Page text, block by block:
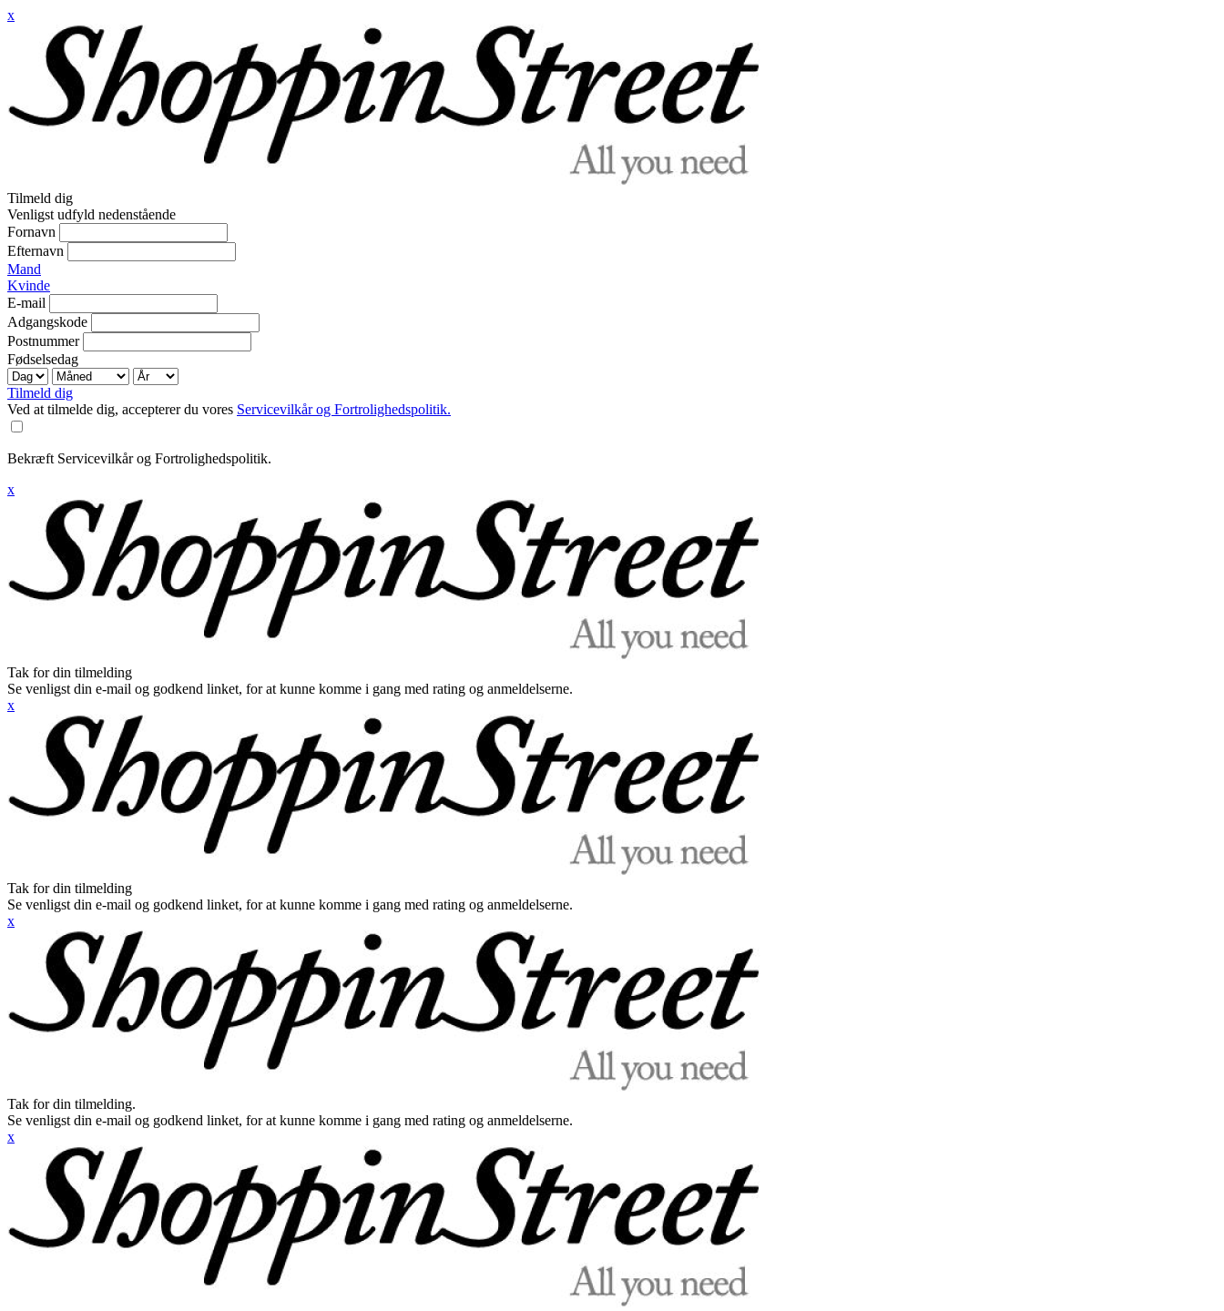
x
Tilmeld dig
Venligst udfyld nedenstående
Fornavn
Efternavn
Mand
Kvinde
E-mail
Adgangskode
Postnummer
Fødselsedag
Tilmeld dig
Ved at tilmelde dig, accepterer du vores Servicevilkår og Fortrolighedspolitik.
Bekræft Servicevilkår og Fortrolighedspolitik.
x
Tak for din tilmelding
Se venligst din e-mail og godkend linket, for at kunne komme i gang med rating og anmeldelserne.
x
Tak for din tilmelding
Se venligst din e-mail og godkend linket, for at kunne komme i gang med rating og anmeldelserne.
x
Tak for din tilmelding.
Se venligst din e-mail og godkend linket, for at kunne komme i gang med rating og anmeldelserne.
x